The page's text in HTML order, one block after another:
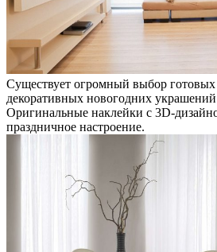
Существует огромный выбор готовых
декоративных новогодних украшений
Оригинальные наклейки с 3D-
праздничное настроение.